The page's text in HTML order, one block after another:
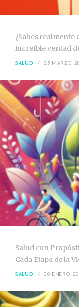
¿Sabes realmente
increíble verdad
SALUD 25 MARZO,
Salud con
Cada Etapa de la
SALUD 30 ENERO,